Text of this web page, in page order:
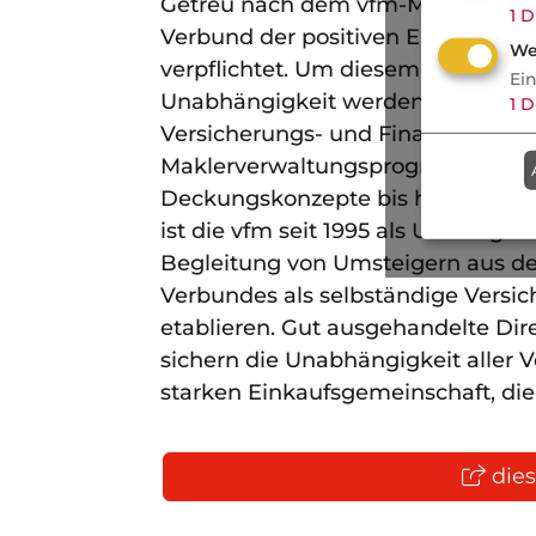
Verbund der positiven
verpflichtet. Um diesem
Unabhängigkeit werden
Versicherungs- und
Maklerverwaltungsprogramm
Deckungskonzepte bis hin zur
ist die vfm seit 1995 als
Begleitung von Umsteigern aus
Verbundes als selbständige
etablieren. Gut ausgehandelte
sichern die Unabhängigkeit aller
starken Einkaufsgemeinschaft,
1
1